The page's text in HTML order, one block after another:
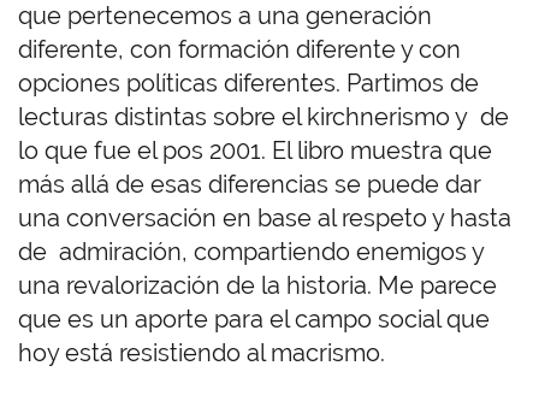
que pertenecemos a una generación
diferente, con formación diferente y con
opciones políticas diferentes. Partimos de
lecturas distintas sobre el kirchnerismo y de
lo que fue el pos 2001. El libro muestra que
más allá de esas diferencias se puede dar
una conversación en base al respeto y hasta
de admiración, compartiendo enemigos y
una revalorización de la historia. Me parece
que es un aporte para el campo social que
hoy está resistiendo al macrismo.